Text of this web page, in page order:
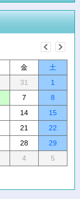
金
土
31
1
7
8
14
15
21
22
28
29
4 5